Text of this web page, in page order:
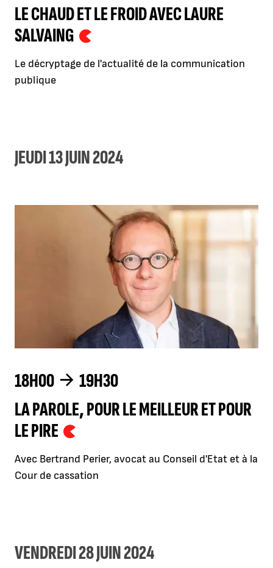
LE CHAUD ET LE FROID AVEC LAURE
SALVAING
Le décryptage de l'actualité de la communication
publique
JEUDI 13 JUIN 2024
LA PAROLE, POUR LE MEILLEUR ET POUR
LE PIRE
18H00 19H30
Avec Bertrand Perier, avocat au Conseil d'Etat et à la
Cour de cassation
VENDREDI 28 JUIN 2024